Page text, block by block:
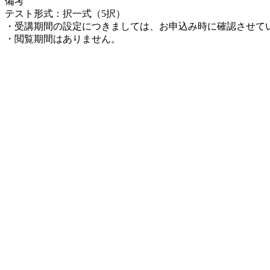
テスト形式：択一式（5択）
・受講期間の設定につきましては、お申込み時に確認させて
・閲覧期間はありません。